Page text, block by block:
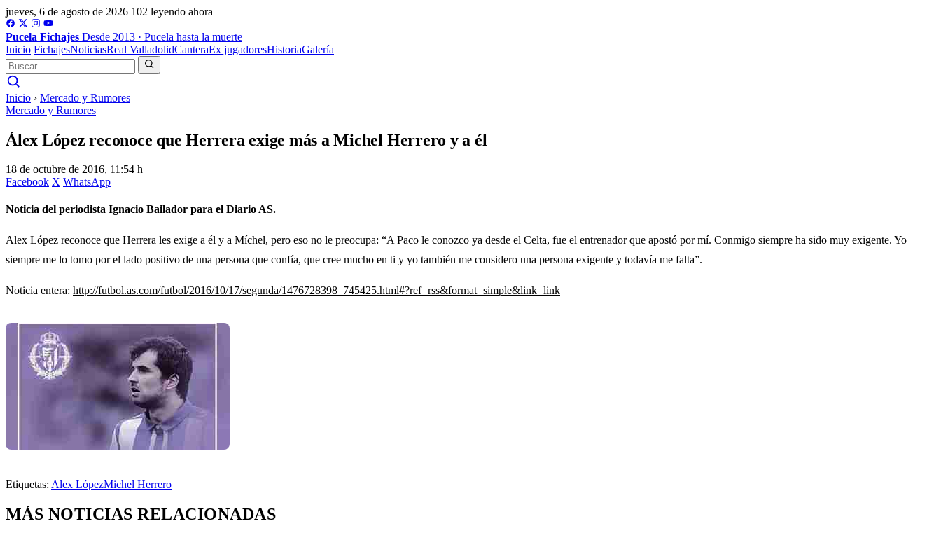
jueves, 6 de agosto de 2026 102 leyendo ahora
Pucela Fichajes Desde 2013 · Pucela hasta la muerte
Inicio FichajesNoticiasReal ValladolidCanteraEx jugadoresHistoriaGalería
Inicio › Mercado y Rumores
Mercado y Rumores
Álex López reconoce que Herrera exige más a Michel Herrero y a él
18 de octubre de 2016, 11:54 h
Facebook X WhatsApp
Noticia del periodista Ignacio Bailador para el Diario AS.
Alex López reconoce que Herrera les exige a él y a Míchel, pero eso no le preocupa: “A Paco le conozco ya desde el Celta, fue el entrenador que apostó por mí. Conmigo siempre ha sido muy exigente. Yo
siempre me lo tomo por el lado positivo de una persona que confía, que cree mucho en ti y yo también me considero una persona exigente y todavía me falta”.
Noticia entera: http://futbol.as.com/futbol/2016/10/17/segunda/1476728398_745425.html#?ref=rss&format=simple&link=link
Etiquetas: Alex LópezMichel Herrero
MÁS NOTICIAS RELACIONADAS